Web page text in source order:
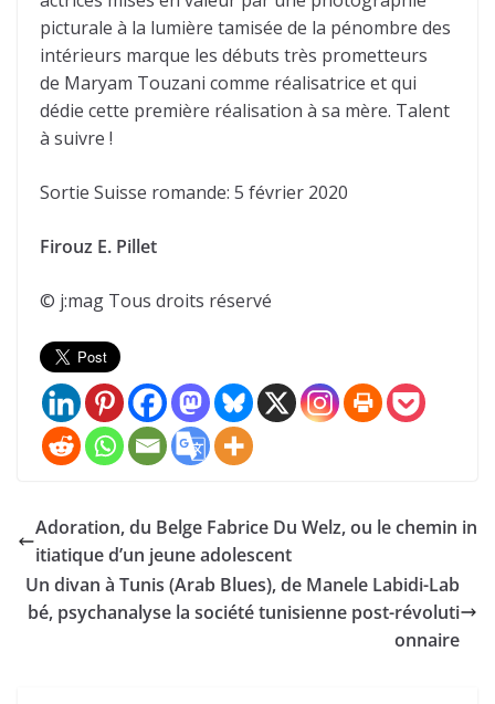
picturale à la lumière tamisée de la pénombre des
intérieurs marque les débuts très prometteurs
de Maryam Touzani comme réalisatrice et qui
dédie cette première réalisation à sa mère. Talent
à suivre !
Sortie Suisse romande: 5 février 2020
Firouz E. Pillet
© j:mag Tous droits réservé
Adoration, du Belge Fabrice Du Welz, ou le chemin in
itiatique d’un jeune adolescent
Un divan à Tunis (Arab Blues), de Manele Labidi-Lab
bé, psychanalyse la société tunisienne post-révoluti
onnaire